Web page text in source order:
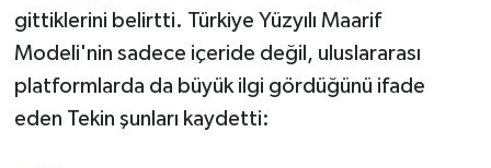
gittiklerini belirtti. Türkiye Yüzyılı Maarif
Modeli'nin sadece içeride değil, uluslararası
platformlarda da büyük ilgi gördüğünü ifade
eden Tekin şunları kaydetti: